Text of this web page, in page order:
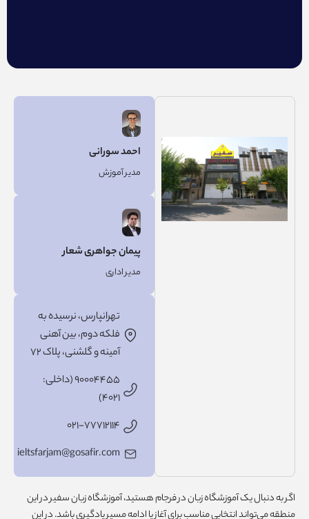
احمد سورانی
مدیر آموزش
پیمان جواهری شعار
مدیر اداری
تهرانپارس، نرسیده به
فلکه دوم، بین آهنی
آمینه و گلشنی، پلاک ۷۲
۹۰۰۰۴۴۵۵ (داخلی:
۴۰۲۱)
۰۲۱-۷۷۷۱۲۱۱۴
ieltsfarjam@gosafir.com
اگر به دنبال یک آموزشگاه زبان در فرجام هستید، آموزشگاه زبان سفیر در این
منطقه می‌تواند انتخابی مناسب برای آغاز یا ادامه مسیر یادگیری باشد. در این